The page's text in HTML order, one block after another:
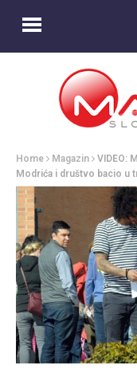
Home Magazin
VIDEO:
Modrića i društvo bacio u